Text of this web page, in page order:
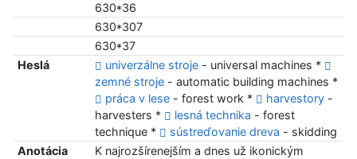
630*36
630*307
630*37
Heslá
univerzálne stroje- universal machines *
zemné stroje- automatic building machines *
práca v lese- forest work * harvestory-
harvesters *
lesná technika - forest
technique *
sústreďovanie dreva - skidding
Anotácia
K najrozšírenejším a dnes už ikonickým